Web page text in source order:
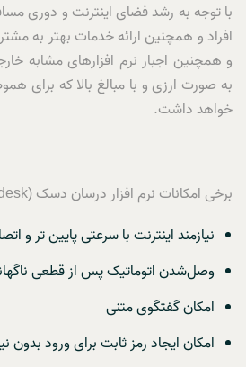
با توجه به رشد فضای اینترنت و دوری
افراد و همچنین ارائه خدمات بهتر به
و همچنین اجبار نرم افزارهای مشابه
به صورت ارزی و با مبالغ بالا که برای
خواهد داشت.
برخی امکانات نرم افزار درسان دسک (dorsan desk):
نیازمند اینترنت با سرعتی پایین تر و
وصل‌شدن اتوماتیک پس از قطعی
امکان گفتگوی متنی
امکان ایجاد رمز ثابت برای ورود بدون